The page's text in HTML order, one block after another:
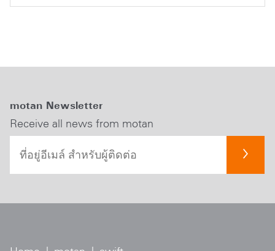
motan Newsletter
Receive all news from motan